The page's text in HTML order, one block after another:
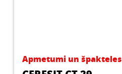
Apmetumi un špakteles